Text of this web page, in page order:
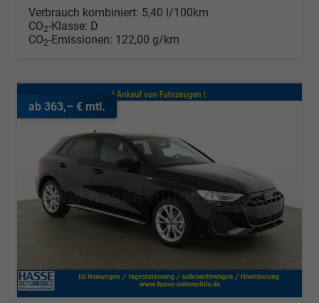
Verbrauch kombiniert: 5,40 l/100km
CO2-Klasse: D
CO2-Emissionen: 122,00 g/km
ab 363,– € mtl.